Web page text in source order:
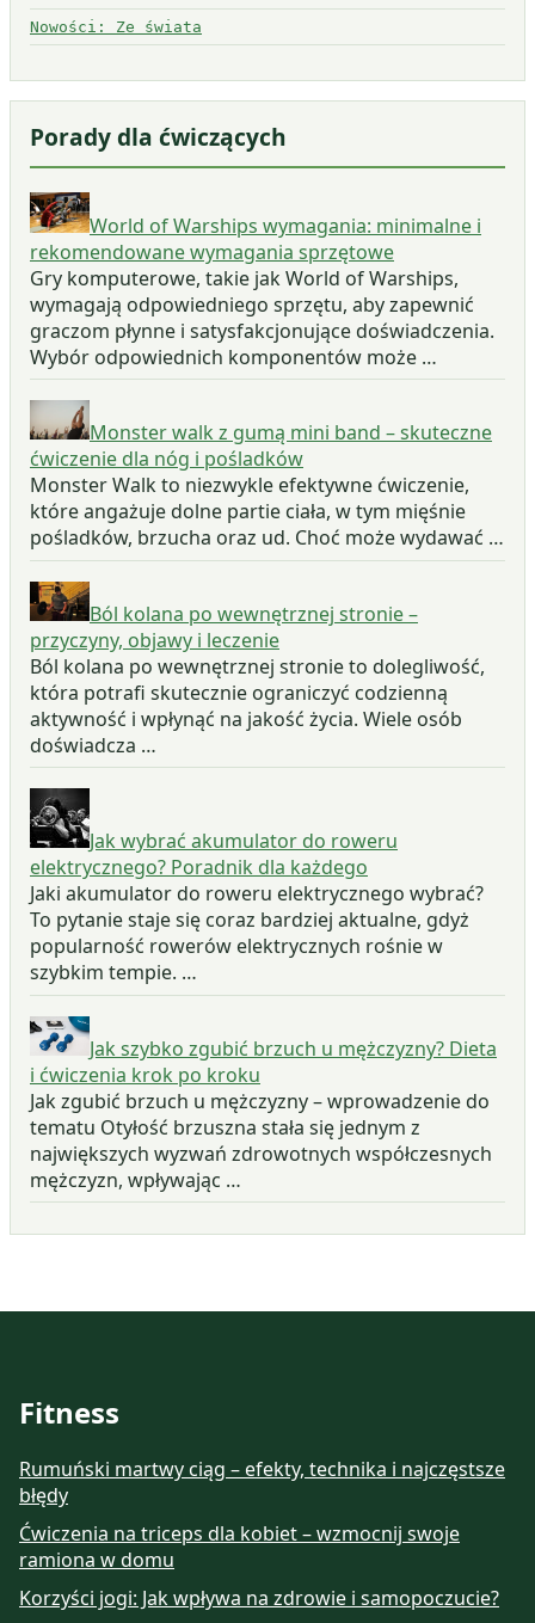
Nowości: Ze świata
Porady dla ćwiczących
World of Warships wymagania: minimalne i
rekomendowane wymagania sprzętowe
Gry komputerowe, takie jak World of Warships,
wymagają odpowiedniego sprzętu, aby zapewnić
graczom płynne i satysfakcjonujące doświadczenia.
Wybór odpowiednich komponentów może …
Monster walk z gumą mini band – skuteczne
ćwiczenie dla nóg i pośladków
Monster Walk to niezwykle efektywne ćwiczenie,
które angażuje dolne partie ciała, w tym mięśnie
pośladków, brzucha oraz ud. Choć może wydawać …
Ból kolana po wewnętrznej stronie –
przyczyny, objawy i leczenie
Ból kolana po wewnętrznej stronie to dolegliwość,
która potrafi skutecznie ograniczyć codzienną
aktywność i wpłynąć na jakość życia. Wiele osób
doświadcza …
Jak wybrać akumulator do roweru
elektrycznego? Poradnik dla każdego
Jaki akumulator do roweru elektrycznego wybrać?
To pytanie staje się coraz bardziej aktualne, gdyż
popularność rowerów elektrycznych rośnie w
szybkim tempie. …
Jak szybko zgubić brzuch u mężczyzny? Dieta
i ćwiczenia krok po kroku
Jak zgubić brzuch u mężczyzny – wprowadzenie do
tematu Otyłość brzuszna stała się jednym z
największych wyzwań zdrowotnych współczesnych
mężczyzn, wpływając …
Fitness
Rumuński martwy ciąg – efekty, technika i najczęstsze
błędy
Ćwiczenia na triceps dla kobiet – wzmocnij swoje
ramiona w domu
Korzyści jogi: Jak wpływa na zdrowie i samopoczucie?